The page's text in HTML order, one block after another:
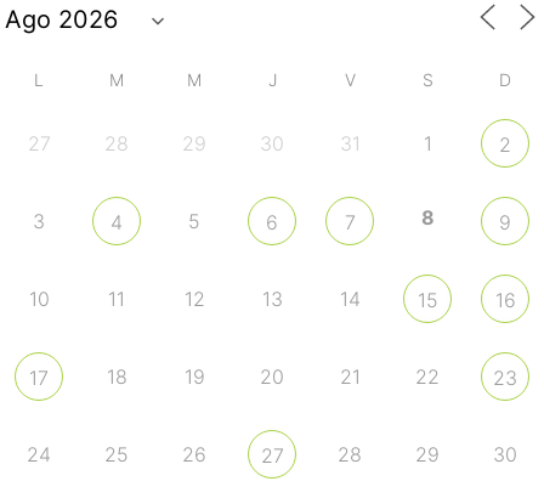
L M M J V S D
27 28 29 30 31 1 2
3 4 5 6 7 8 9
10 11 12 13 14 15 16
17 18 19 20 21 22 23
24 25 26 27 28 29 30